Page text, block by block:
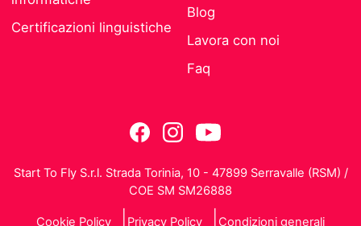
Certificazioni linguistiche
Blog
Lavora con noi
Faq
Start To Fly S.r.l. Strada Torinia, 10 - 47899 Serravalle (RSM) /
COE SM SM26888
Cookie Policy Privacy Policy Condizioni generali